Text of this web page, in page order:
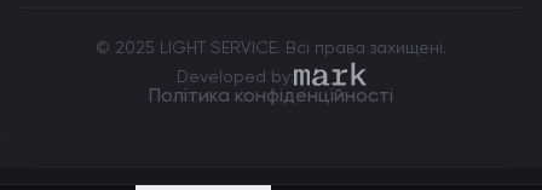
© 2025 LIGHT SERVICE. Всі права захищені.
Developed by:markdev.agency
Політика конфіденційності